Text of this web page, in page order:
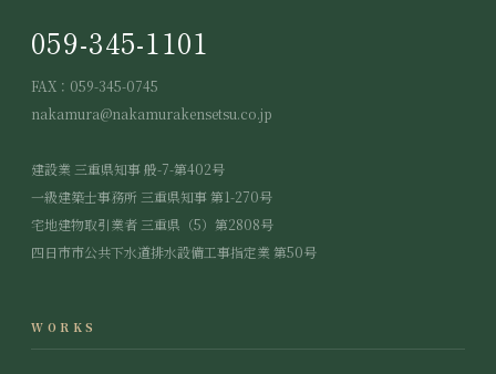
エピソード 子どもがガラスを割ってしまったら？
059-345-1101
FAX：059-345-0745
nakamura@nakamurakensetsu.co.jp
建設業 三重県知事 般-7-第402号
一級建築士事務所 三重県知事 第1-270号
宅地建物取引業者 三重県（5）第2808号
四日市市公共下水道排水設備工事指定業 第50号
WORKS